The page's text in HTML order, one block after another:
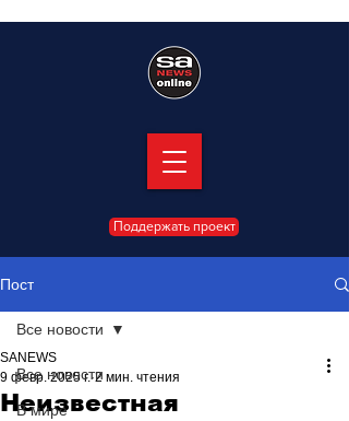
Поддержать проект
Пост
Все новости
В мире
Все новости
Неизвестная
SANEWS
9 февр. 2025 г. 2 мин. чтения